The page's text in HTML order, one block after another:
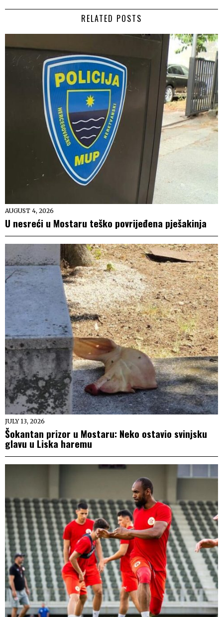
RELATED POSTS
AUGUST 4, 2026
U nesreći u Mostaru teško povrijeđena pješakinja
JULY 13, 2026
Šokantan prizor u Mostaru: Neko ostavio svinjsku
glavu u Liska haremu